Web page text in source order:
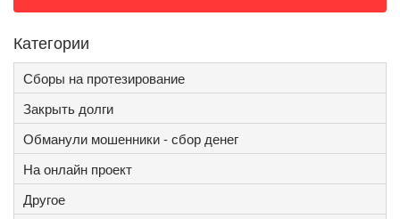
Категории
Сборы на протезирование
Закрыть долги
Обманули мошенники - сбор денег
На онлайн проект
Другое